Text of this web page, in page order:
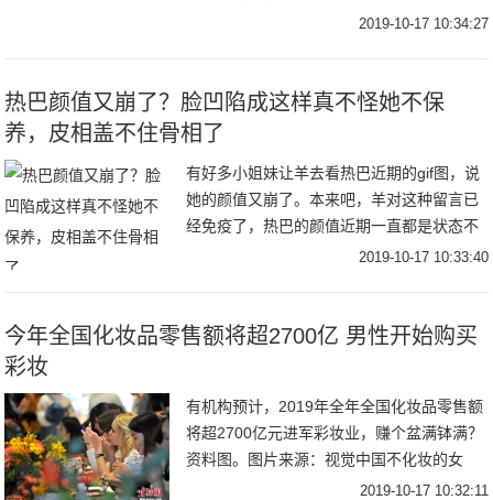
的人又应该警惕哪些过敏性疾病呢？
2019-10-17 10:34:27
热巴颜值又崩了？脸凹陷成这样真不怪她不保
养，皮相盖不住骨相了
有好多小姐妹让羊去看热巴近期的gif图，说
她的颜值又崩了。本来吧，羊对这种留言已
经免疫了，热巴的颜值近期一直都是状态不
好就崩，状态好就惊艳全网，堪称薛定谔的
2019-10-17 10:33:40
今年全国化妆品零售额将超2700亿 男性开始购买
彩妆
有机构预计，2019年全年全国化妆品零售额
将超2700亿元进军彩妆业，赚个盆满钵满？
资料图。图片来源：视觉中国不化妆的女
生，也会买口红，这就是彩妆的魅力。本来
2019-10-17 10:32:11